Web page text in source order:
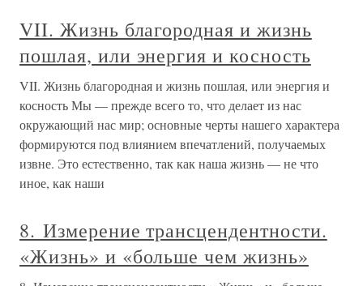
VII. Жизнь благородная и жизнь
пошлая, или энергия и косность
VII. Жизнь благородная и жизнь пошлая, или энергия и
косность Мы — прежде всего то, что делает из нас
окружающий нас мир; основные черты нашего характера
формируются под влиянием впечатлений, получаемых
извне. Это естественно, так как наша жизнь — не что
иное, как наши
8. Измерение трансцендентности.
«Жизнь» и «больше чем жизнь»